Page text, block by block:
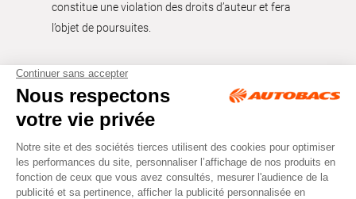
constitue une violation des droits d’auteur et fera
l’objet de poursuites.
Tous droits réservés © Autobacs